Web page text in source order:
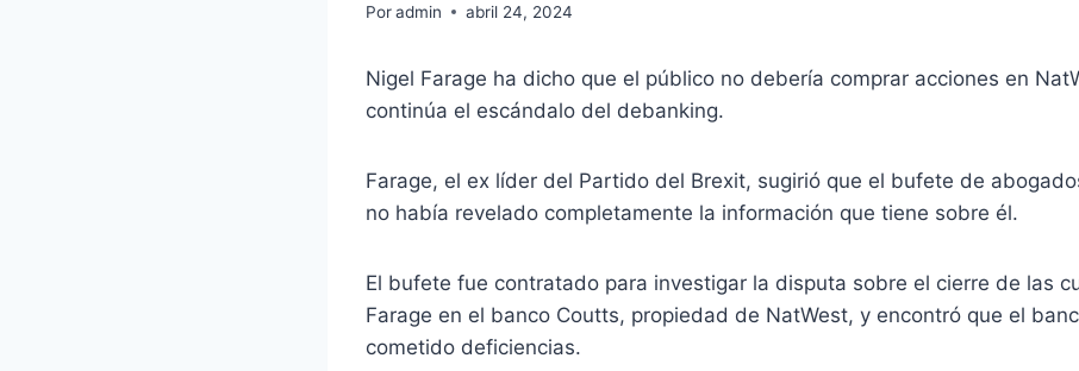
Poradmin abril 24, 2024
Nigel Farage ha dicho que el público no debería comprar acciones en
continúa el escándalo del debanking.
Farage, el ex líder del Partido del Brexit, sugirió que el bufete de
no había revelado completamente la información que tiene sobre él.
El bufete fue contratado para investigar la disputa sobre el cierre de las
Farage en el banco Coutts, propiedad de NatWest, y encontró que el
cometido deficiencias.